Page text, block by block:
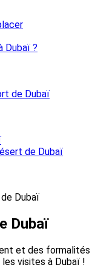
Dubaï ?
de Dubaï
de Dubaï
Dubaï
Dubaï
et des formalités
visites à Dubaï !